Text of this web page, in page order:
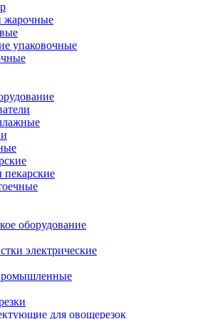
жарочные
упаковочные
оборудование
электрические
для овощерезок